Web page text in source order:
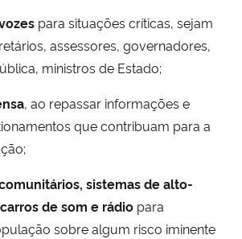
para situações críticas, sejam
assessores, governadores,
ministros de Estado;
, ao repassar informações e
que contribuam para a
sistemas de alto-
de som e rádio para
sobre algum risco iminente